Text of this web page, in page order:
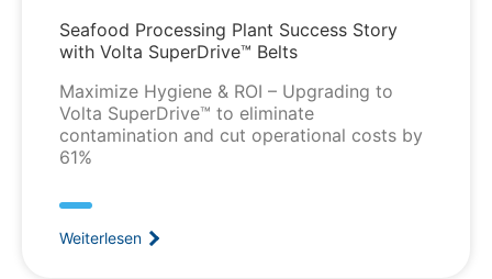
Seafood Processing Plant Success Story
with Volta SuperDrive™ Belts
Maximize Hygiene & ROI – Upgrading to
Volta SuperDrive™ to eliminate
contamination and cut operational costs by
61%
Weiterlesen